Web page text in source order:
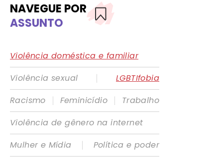
NAVEGUE POR
ASSUNTO
Violência doméstica e familiar
Violência sexual
|
LGBTIfobia
Racismo
| Feminicídio |
Trabalho
Violência de gênero na internet
Mulher e Mídia
|
Política e poder